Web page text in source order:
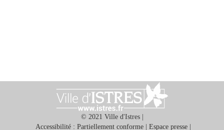
© 2021 Ville d'Istres |
Accessibilité : Partiellement conforme| Espace presse|